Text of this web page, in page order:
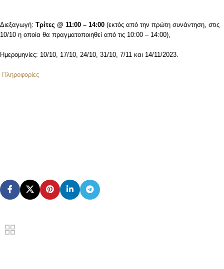
Διεξαγωγή: Τρίτες @ 11:00 – 14:00 (εκτός από την πρώτη συνάντηση, στις
10/10 η οποία θα πραγµατοποιηθεί από τις 10:00 – 14:00),
Ημερομηνίες: 10/10, 17/10, 24/10, 31/10, 7/11 και 14/11/2023.
Πληροφορίες